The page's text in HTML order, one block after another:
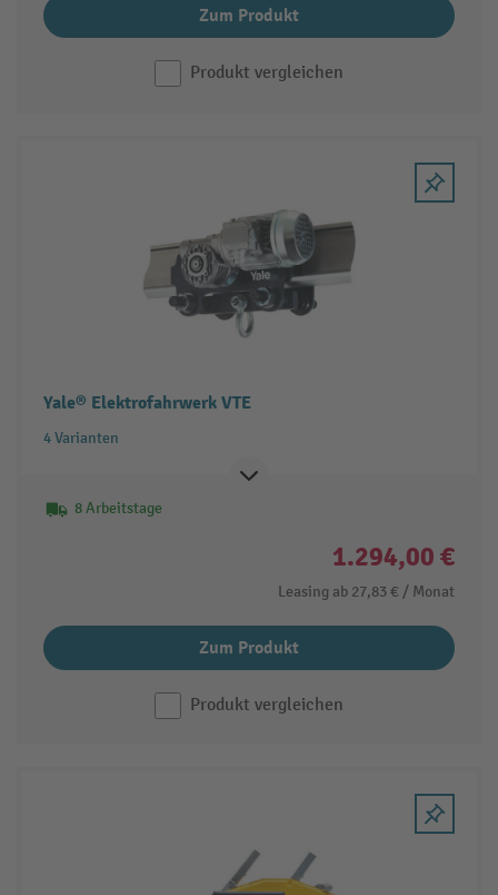
Zum Produkt
Produkt vergleichen
Yale® Elektrofahrwerk VTE
4 Varianten
8 Arbeitstage
1.294,00 €
Leasing ab 27,83 € / Monat
Zum Produkt
Produkt vergleichen